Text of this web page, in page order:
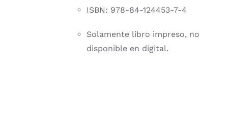
ISBN: 978-84-124453-7-4
Solamente libro impreso, no
disponible en digital.